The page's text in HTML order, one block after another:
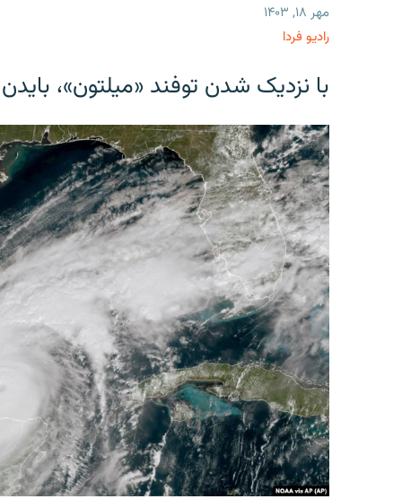
مهر ۱۸, ۱۴۰۳
رادیو فردا
با نزدیک شدن توفند «میلتون»،